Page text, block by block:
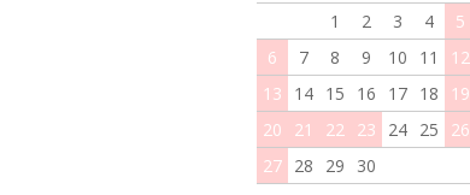
1
2 3 4
5
6
7 8 9 10 11
12
13
14 15 16 17 18
19
20
21 22 23 24 25
26
27 28 29 30